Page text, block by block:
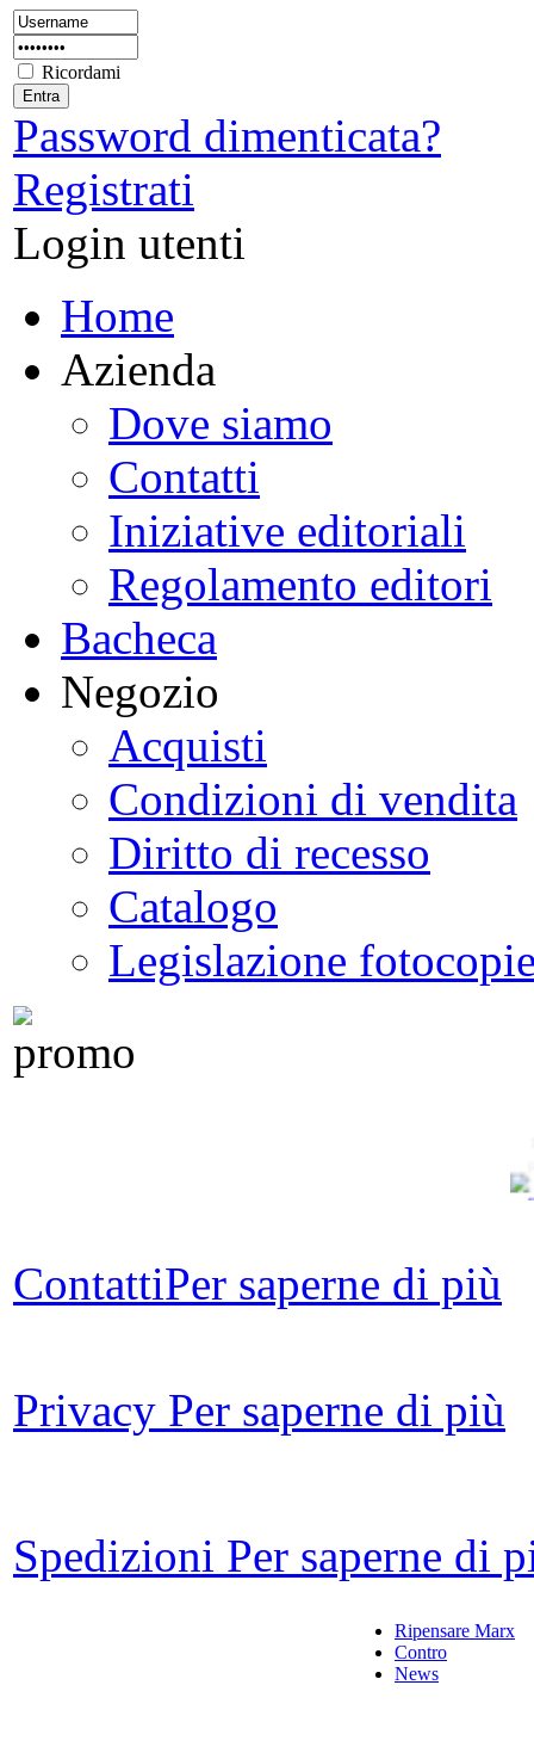
Ricordami
Password dimenticata?
Registrati
Login utenti
Home
Azienda
Dove siamo
Contatti
Iniziative editoriali
Regolamento editori
Bacheca
Negozio
Acquisti
Condizioni di vendita
Diritto di recesso
Catalogo
Legislazione
ContattiPer saperne di più
Privacy Per saperne di più
Spedizioni Per saperne di
Ripensare Marx
Contro
News